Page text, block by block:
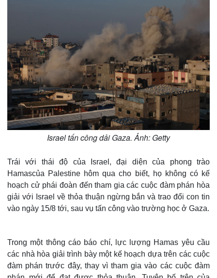
Israel tấn công dải Gaza. Ảnh: Getty
Trái với thái độ của Israel, đại diện của phong trào
Hamascủa Palestine hôm qua cho biết, họ không có kế
hoạch cử phái đoàn đến tham gia các cuộc đàm phán hòa
giải với Israel về thỏa thuận ngừng bắn và trao đổi con tin
vào ngày 15/8 tới, sau vụ tấn công vào trường học ở Gaza.
Trong một thông cáo báo chí, lực lượng Hamas yêu cầu
các nhà hòa giải trình bày một kế hoạch dựa trên các cuộc
đàm phán trước đây, thay vì tham gia vào các cuộc đàm